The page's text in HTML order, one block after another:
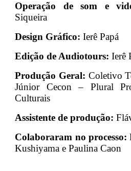
Operação de som e
Siqueira
Design Gráfico: Ierê Papá
Edição de Audiotours:Ierê
Produção Geral: Coletivo
Júnior Cecon – Plural
Culturais
Assistente de produção:
Colaboraram no processo:
Kushiyama e Paulina Caon